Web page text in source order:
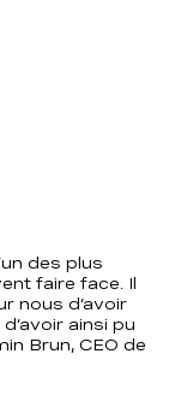
des plus
faire face. Il
nous d’avoir
ainsi pu
Brun, CEO de